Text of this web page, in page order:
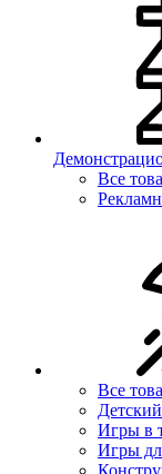
Все
Все
Игры в
Игры